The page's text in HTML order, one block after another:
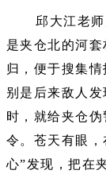
邱大江老
是夹仓北的河
归，便于搜集
别是后来敌人
时，就给夹仓
令。苍天有眼
心”发现，把在